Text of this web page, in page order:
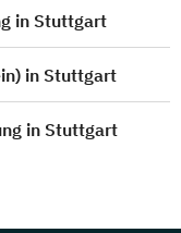
in Stuttgart
in Stuttgart
in Stuttgart